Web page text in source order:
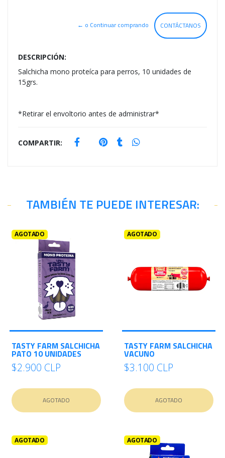
CONTÁCTANOS
← o Continuar comprando
DESCRIPCIÓN:
Salchicha mono proteíca para perros, 10 unidades de
15grs.
*Retirar el envoltorio antes de administrar*
COMPARTIR:
TAMBIÉN TE PUEDE INTERESAR:
AGOTADO
TASTY FARM SALCHICHA
PATO 10 UNIDADES
$2.900 CLP
AGOTADO
AGOTADO
TASTY FARM SALCHICHA
VACUNO
$3.100 CLP
AGOTADO
AGOTADO AGOTADO